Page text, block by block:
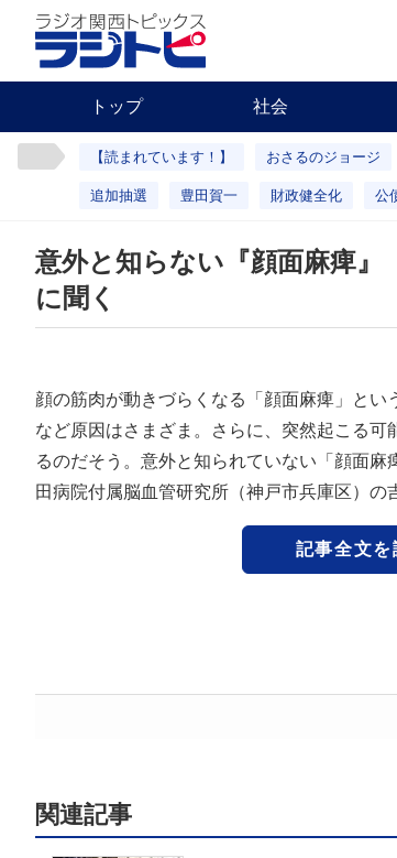
トップ 社会
【読まれています！】 おさるのジョージ
追加抽選 豊田賀一 財政健全化 公
意外と知らない『顔面麻痺
に聞く
顔の筋肉が動きづらくなる「顔面麻痺」と
など原因はさまざま。さらに、突然起こる
るのだそう。意外と知られていない「顔面
田病院付属脳血管研究所（神戸市兵庫区）の
記事全文を
関連記事